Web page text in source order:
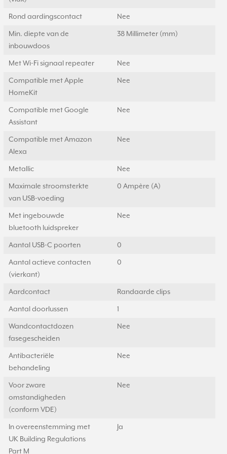
Rond aardingscontact Nee
Min. diepte van de
inbouwdoos
38 Millimeter (mm)
Met Wi-Fi signaal repeater Nee
Compatible met Apple
HomeKit
Nee
Compatible met Google
Assistant
Nee
Compatible met Amazon
Alexa
Nee
Metallic Nee
Maximale stroomsterkte
van USB-voeding
0 Ampère (A)
Met ingebouwde
bluetooth luidspreker
Nee
Aantal USB-C poorten 0
Aantal actieve contacten
(vierkant)
0
Aardcontact Randaarde clips
Aantal doorlussen 1
Wandcontactdozen
fasegescheiden
Nee
Antibacteriële
behandeling
Nee
Voor zware
omstandigheden
(conform VDE)
Nee
In overeenstemming met
UK Building Regulations
Part M
Ja